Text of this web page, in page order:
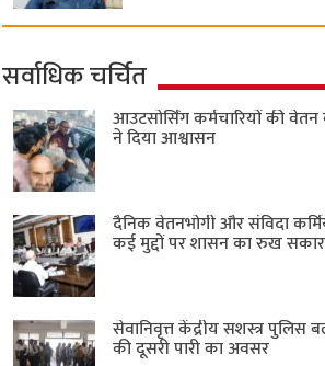
सर्वाधिक चर्चित
आउटसोर्सिंग कर्मचारियों की वेतन
ने दिया आश्वासन
दैनिक वेतनभोगी और संविदा
कई मुद्दों पर शासन का रुख
सेवानिवृत्त केंद्रीय सशस्त्र पुलिस
की दूसरी पारी का अवसर